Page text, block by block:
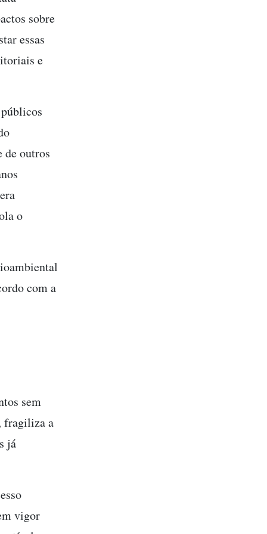
sobre
essas
e
de outros
o
com a
sem
fragiliza a
já
vigor